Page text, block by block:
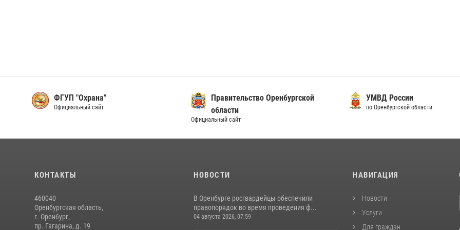
ФГУП "Охрана"
Официальный сайт
Правительство Оренбургской
области
Официальный сайт
УМВД России
по Оренбургской области
КОНТАКТЫ
460040
Оренбургская область,
г. Оренбург,
пр. Гагарина, д. 19
НОВОСТИ
В Оренбурге росгвардейцы обеспечили
правопорядок во время проведения ф...
04 августа 2026, 07:59
НАВИГАЦИЯ
Новости
Услуги
Для граждан